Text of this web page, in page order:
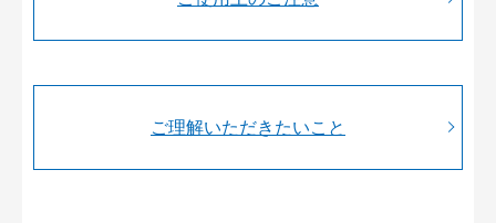
ご理解いただきたいこと